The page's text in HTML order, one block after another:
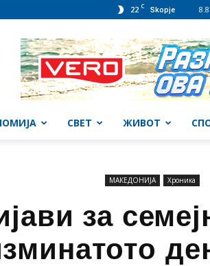
22 C Skopje
СВЕТ ЖИВОТ
МАКЕДОНИЈА Хроника
за